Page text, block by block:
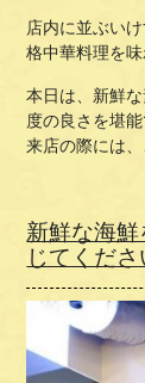
店内に並ぶい
格中華料理を
本日は、新鮮
度の良さを堪
来店の際には
新鮮な海
じてくださ